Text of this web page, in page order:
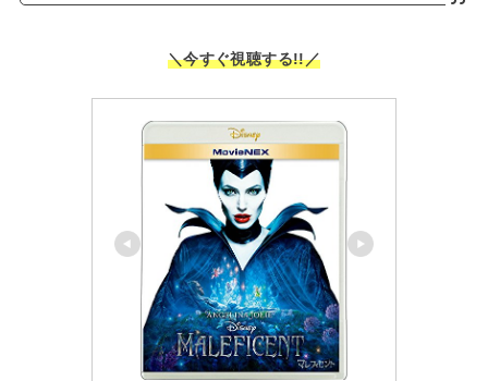
＼今すぐ視聴する!!／